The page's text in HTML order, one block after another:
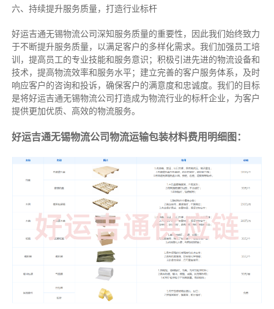
六、持续提升服务质量，打造行业标杆
好运吉通无锡物流公司深知服务质量的重要性，因此我们始终致力
于不断提升服务质量，以满足客户的多样化需求。我们加强员工培
训，提高员工的专业技能和服务意识；积极引进先进的物流设备和
技术，提高物流效率和服务水平；建立完善的客户服务体系，及时
响应客户的咨询和投诉，确保客户的满意度和忠诚度。我们的目标
是将好运吉通无锡物流公司打造成为物流行业的标杆企业，为客户
提供更加优质、高效的物流服务。
好运吉通无锡物流公司物流运输包装材料费用明细图：